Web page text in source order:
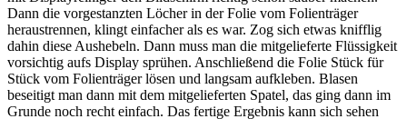
Dann die vorgestanzten Löcher in der Folie vom Folienträger
heraustrennen, klingt einfacher als es war. Zog sich etwas knifflig
dahin diese Aushebeln. Dann muss man die mitgelieferte Flüssigkeit
vorsichtig aufs Display sprühen. Anschließend die Folie Stück für
Stück vom Folienträger lösen und langsam aufkleben. Blasen
beseitigt man dann mit dem mitgelieferten Spatel, das ging dann im
Grunde noch recht einfach. Das fertige Ergebnis kann sich sehen